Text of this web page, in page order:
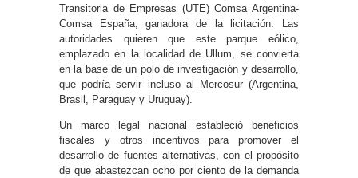
Transitoria de Empresas (UTE) Comsa Argentina-
Comsa España, ganadora de la licitación. Las
autoridades quieren que este parque eólico,
emplazado en la localidad de Ullum, se convierta
en la base de un polo de investigación y desarrollo,
que podría servir incluso al Mercosur (Argentina,
Brasil, Paraguay y Uruguay).
Un marco legal nacional estableció beneficios
fiscales y otros incentivos para promover el
desarrollo de fuentes alternativas, con el propósito
de que abastezcan ocho por ciento de la demanda